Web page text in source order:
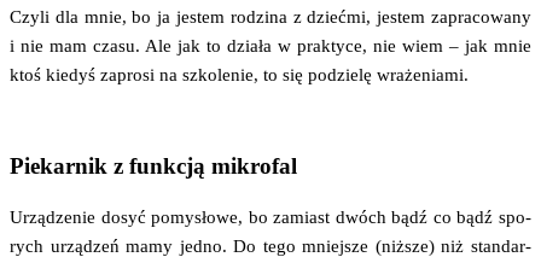
Czy­li dla mnie, bo ja jestem rodzi­na z dzieć­mi, jestem zapra­co­wa­ny
i nie mam cza­su. Ale jak to dzia­ła w prak­ty­ce, nie wiem – jak mnie
ktoś kie­dyś zapro­si na szko­le­nie, to się podzie­lę wrażeniami.
Piekarnik z funkcją mikrofal
Urzą­dze­nie dosyć pomy­sło­we, bo zamiast dwóch bądź co bądź spo­
rych urzą­dzeń mamy jed­no. Do tego mniej­sze (niż­sze) niż stan­dar­